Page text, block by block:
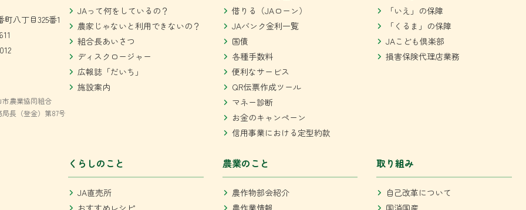
八丁目325番1
農業協同組合
長（登金）第87号
JAって何をしているの？
農家じゃないと利用できないの？
組合長あいさつ
ディスクロージャー
広報誌「だいち」
施設案内
借りる（JAローン）
JAバンク金利一覧
国債
各種手数料
便利なサービス
QR伝票作成ツール
マネー診断
お金のキャンペーン
信用事業における定型約款
「いえ」の保障
「くるま」の保障
JAこども倶楽部
損害保険代理店業務
くらしのこと
JA直売所
農業のこと
農作物部会紹介
取り組み
自己改革について